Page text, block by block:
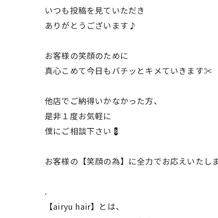
いつも投稿を見ていただき
ありがとうございます♪
お客様の笑顔のために
真心こめて今日もバチッとキメていきます✂️
他店でご納得いかなかった方、
是非１度お気軽に
僕にご相談下さい💈
お客様の【笑顔の為】に全力でお応えいたし
.
【airyu hair】とは、